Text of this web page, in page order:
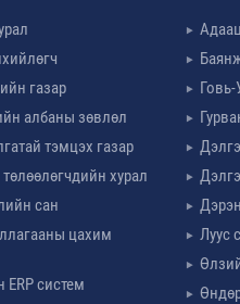
газар
албаны зөвлөл
тэмцэх газар
хурал
сан
цахим
систем
Говь-
Луус